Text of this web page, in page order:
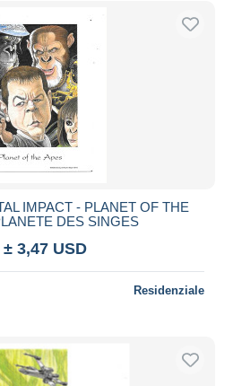
IMPACT - PLANET OF THE
DES SINGES
± 3,47 USD
Residenziale